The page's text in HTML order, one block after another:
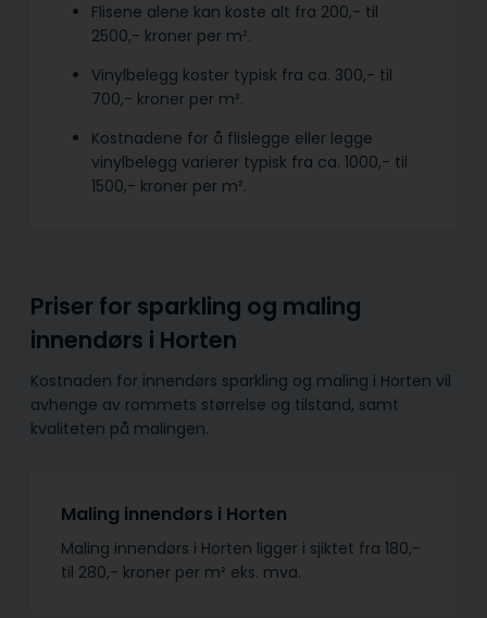
Flisene alene kan koste alt fra 200,- til
2500,- kroner per m².
Vinylbelegg koster typisk fra ca. 300,- til
700,- kroner per m².
Kostnadene for å flislegge eller legge
vinylbelegg varierer typisk fra ca. 1000,- til
1500,- kroner per m².
Priser for sparkling og maling
innendørs i Horten
Kostnaden for innendørs sparkling og maling i Horten vil
avhenge av rommets størrelse og tilstand, samt
kvaliteten på malingen.
Maling innendørs i Horten
Maling innendørs i Horten ligger i sjiktet fra 180,-
til 280,- kroner per m² eks. mva.